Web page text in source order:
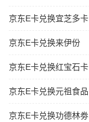
京东E卡兑换宜芝多卡
京东E卡兑换来伊份
京东E卡兑换红宝石卡
京东E卡兑换元祖食品
京东E卡兑换功德林劵